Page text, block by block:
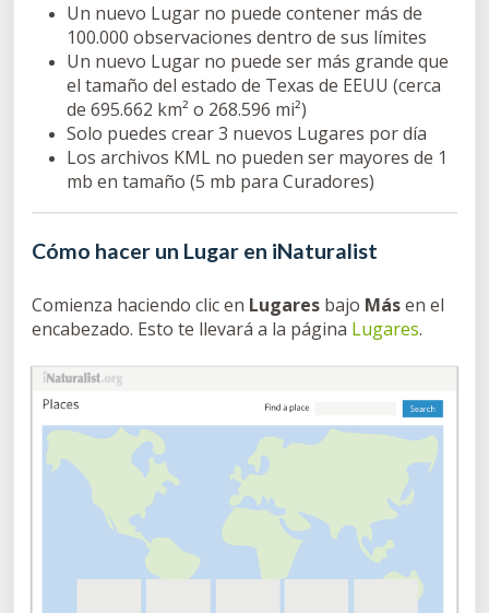
Un nuevo Lugar no puede contener más de
100.000 observaciones dentro de sus límites
Un nuevo Lugar no puede ser más grande que
el tamaño del estado de Texas de EEUU (cerca
de 695.662 km² o 268.596 mi²)
Solo puedes crear 3 nuevos Lugares por día
Los archivos KML no pueden ser mayores de 1
mb en tamaño (5 mb para Curadores)
Cómo hacer un Lugar en iNaturalist
Comienza haciendo clic en Lugares bajo Másen el
encabezado. Esto te llevará a la página Lugares.